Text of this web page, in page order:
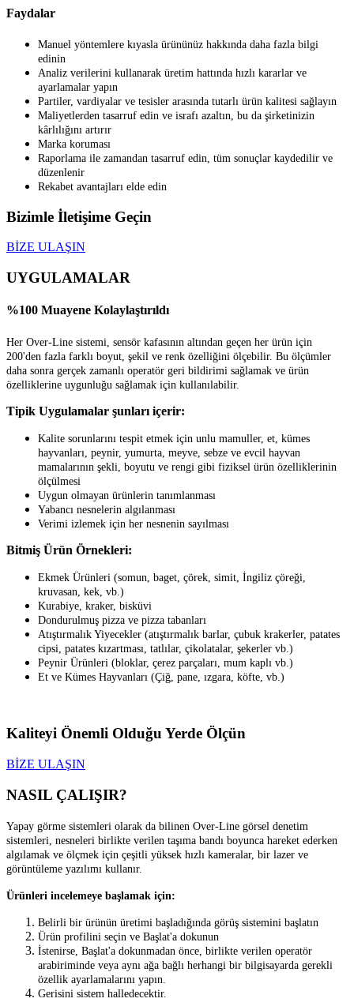
Faydalar
Manuel yöntemlere kıyasla ürününüz hakkında daha fazla bilgi
edinin
Analiz verilerini kullanarak üretim hattında hızlı kararlar ve
ayarlamalar yapın
Partiler, vardiyalar ve tesisler arasında tutarlı ürün kalitesi sağlayın
Maliyetlerden tasarruf edin ve israfı azaltın, bu da şirketinizin
kârlılığını artırır
Marka koruması
Raporlama ile zamandan tasarruf edin, tüm sonuçlar kaydedilir ve
düzenlenir
Rekabet avantajları elde edin
Bizimle İletişime Geçin
BİZE ULAŞIN
UYGULAMALAR
%100 Muayene Kolaylaştırıldı
Her Over-Line sistemi, sensör kafasının altından geçen her ürün için
200'den fazla farklı boyut, şekil ve renk özelliğini ölçebilir. Bu ölçümler
daha sonra gerçek zamanlı operatör geri bildirimi sağlamak ve ürün
özelliklerine uygunluğu sağlamak için kullanılabilir.
Tipik Uygulamalar şunları içerir:
Kalite sorunlarını tespit etmek için unlu mamuller, et, kümes
hayvanları, peynir, yumurta, meyve, sebze ve evcil hayvan
mamalarının şekli, boyutu ve rengi gibi fiziksel ürün özelliklerinin
ölçülmesi
Uygun olmayan ürünlerin tanımlanması
Yabancı nesnelerin algılanması
Verimi izlemek için her nesnenin sayılması
Bitmiş Ürün Örnekleri:
Ekmek Ürünleri (somun, baget, çörek, simit, İngiliz çöreği,
kruvasan, kek, vb.)
Kurabiye, kraker, bisküvi
Dondurulmuş pizza ve pizza tabanları
Atıştırmalık Yiyecekler (atıştırmalık barlar, çubuk krakerler, patates
cipsi, patates kızartması, tatlılar, çikolatalar, şekerler vb.)
Peynir Ürünleri (bloklar, çerez parçaları, mum kaplı vb.)
Et ve Kümes Hayvanları (Çiğ, pane, ızgara, köfte, vb.)
Kaliteyi Önemli Olduğu Yerde Ölçün
BİZE ULAŞIN
NASIL ÇALIŞIR?
Yapay görme sistemleri olarak da bilinen Over-Line görsel denetim
sistemleri, nesneleri birlikte verilen taşıma bandı boyunca hareket ederken
algılamak ve ölçmek için çeşitli yüksek hızlı kameralar, bir lazer ve
görüntüleme yazılımı kullanır.
Ürünleri incelemeye başlamak için:
Belirli bir ürünün üretimi başladığında görüş sistemini başlatın
Ürün profilini seçin ve Başlat'a dokunun
İstenirse, Başlat'a dokunmadan önce, birlikte verilen operatör
arabiriminde veya aynı ağa bağlı herhangi bir bilgisayarda gerekli
özellik ayarlamalarını yapın.
Gerisini sistem halledecektir.